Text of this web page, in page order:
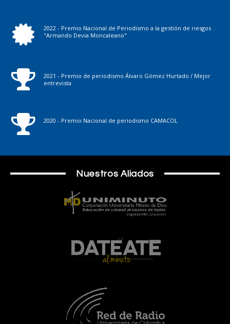
2022 - Premio Nacional de Periodismo a la gestión de riesgos
"Armando Devia Moncaleano"
2021 - Premio de periodismo Álvaro Gómez Hurtado / Mejor
entrevista
2020 - Premio Nacional de periodismo CAMACOL
Nuestros Aliados